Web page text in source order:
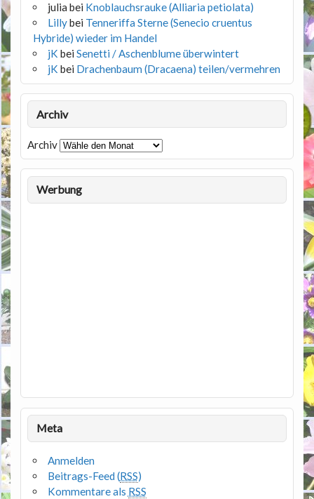
julia bei Knoblauchsrauke (Alliaria petiolata)
Lillybei Tenneriffa Sterne (Senecio cruentus
Hybride) wieder im Handel
jK beiSenetti / Aschenblume überwintert
jK bei Drachenbaum (Dracaena) teilen/vermehren
Archiv
Archiv
Werbung
Meta
Anmelden
Beitrags-Feed (RSS)
Kommentare als RSS